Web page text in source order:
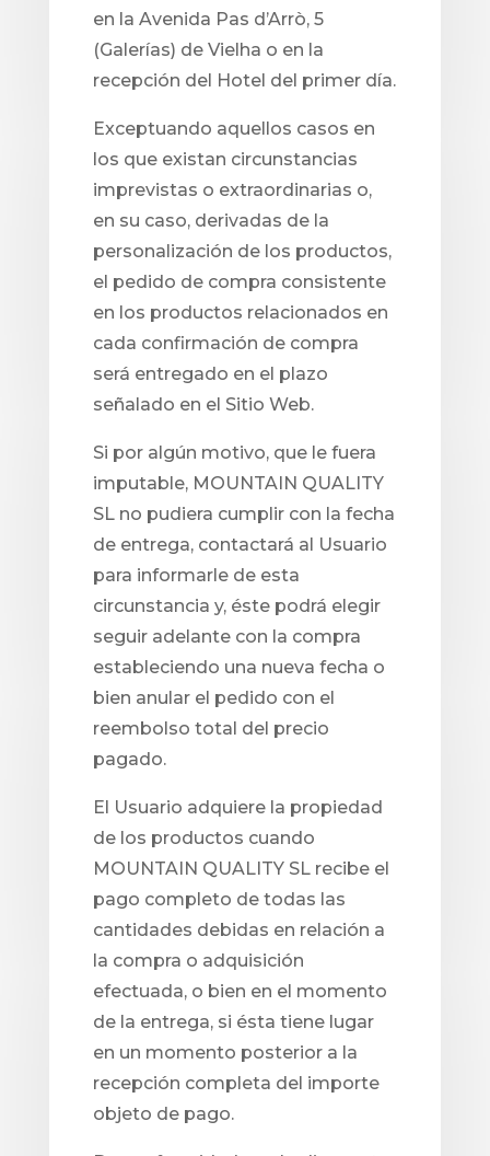
en la Avenida Pas d’Arrò, 5
(Galerías) de Vielha o en la
recepción del Hotel del primer día.
Exceptuando aquellos casos en
los que existan circunstancias
imprevistas o extraordinarias o,
en su caso, derivadas de la
personalización de los productos,
el pedido de compra consistente
en los productos relacionados en
cada confirmación de compra
será entregado en el plazo
señalado en el Sitio Web.
Si por algún motivo, que le fuera
imputable, MOUNTAIN QUALITY
SL no pudiera cumplir con la fecha
de entrega, contactará al Usuario
para informarle de esta
circunstancia y, éste podrá elegir
seguir adelante con la compra
estableciendo una nueva fecha o
bien anular el pedido con el
reembolso total del precio
pagado.
El Usuario adquiere la propiedad
de los productos cuando
MOUNTAIN QUALITY SL recibe el
pago completo de todas las
cantidades debidas en relación a
la compra o adquisición
efectuada, o bien en el momento
de la entrega, si ésta tiene lugar
en un momento posterior a la
recepción completa del importe
objeto de pago.